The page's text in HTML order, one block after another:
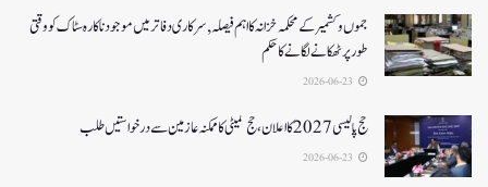
جموں و کشمیر کے محکمہ خزانہ کا اہم فیصلہ , سرکاری دفاتر میں موجود ناکارہ سٹاک کو وقتی
طور پر ٹھکانے لگانے کا حکم
حج پالیسی 2027کا اعلان ،حج کمیٹی کا ممکنہ عازمین سے درخواستیں طلب